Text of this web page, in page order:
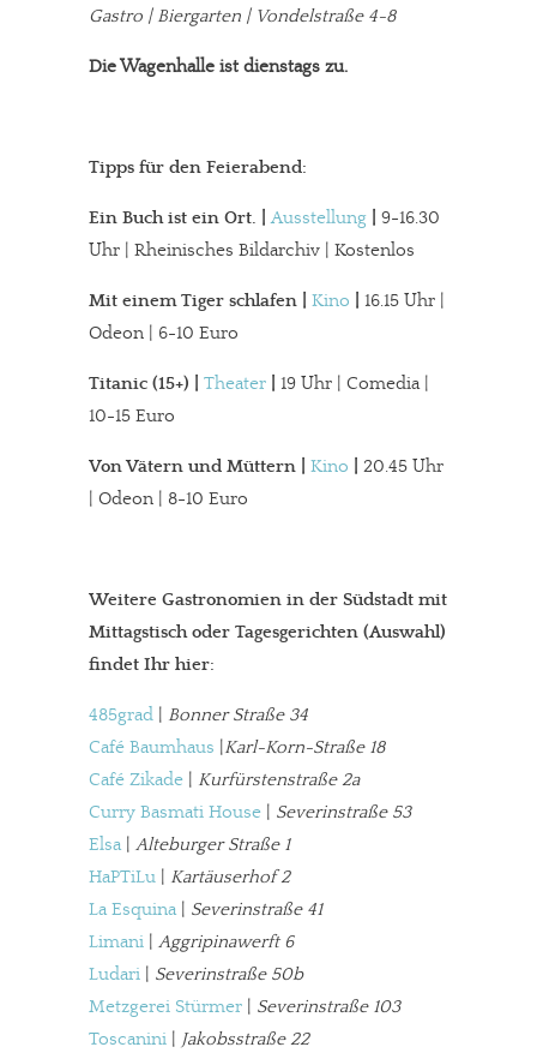
In eigener Sache
Dir gefällt unsere Arbeit?
meinesuedstadt.de finanziert sich durch Partnerprofile und
Werbung. Beide Einnahmequellen sind in den letzten Monaten
Gastro | Biergarten | Vondelstraße 4-8
Die Wagenhalle ist dienstags zu.
Tipps für den Feierabend:
Ein Buch ist ein Ort. |Ausstellung
9-16.30
Uhr | Rheinisches Bildarchiv | Kostenlos
Mit einem Tiger schlafen Kino
16.15 Uhr |
Odeon | 6-10 Euro
Titanic (15+) Theater
19 Uhr | Comedia |
10-15 Euro
Von Vätern und Müttern Kino
20.45 Uhr
| Odeon | 8-10 Euro
Weitere Gastronomien in der Südstadt mit
Mittagstisch oder Tagesgerichten (Auswahl)
findet Ihr hier:
485grad
Bonner Straße 34
Café Baumhaus Karl-Korn-Straße 18
Café Zikade
Kurfürstenstraße 2a
Curry Basmati House
Severinstraße 53
Elsa| Alteburger Straße 1
HaPTiLu
Kartäuserhof 2
La Esquina| Severinstraße 41
Limani
Aggripinawerft 6
Ludari
Severinstraße 50b
Metzgerei Stürmer
Severinstraße 103
Toscanini
Jakobsstraße 22